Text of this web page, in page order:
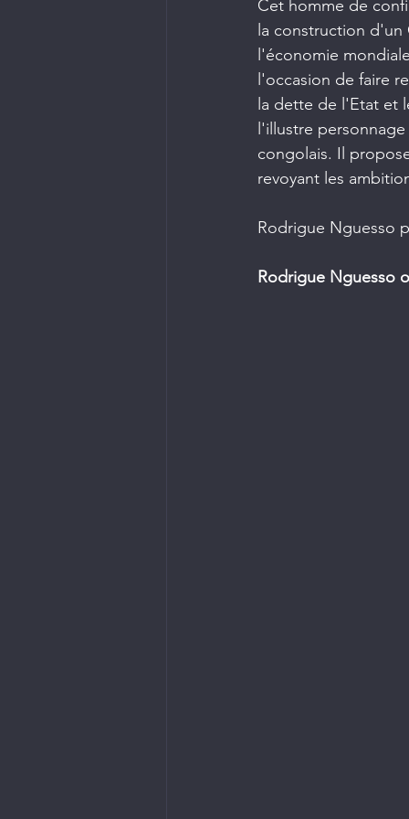
Cet homme de
la construction
l'économie
l'occasion de faire
la dette de l'Etat et
l'illustre
congolais. Il
revoyant les
Rodrigue Nguesso
Rodrigue Nguesso